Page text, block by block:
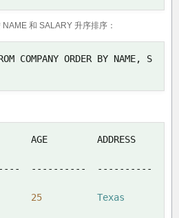
和 SALARY 升序排序：
COMPANY ORDER BY NAME,
S
AGE         ADDRESS
----------
----------
25
Texas